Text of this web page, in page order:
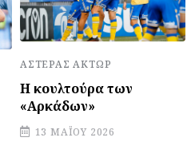
ΑΣΤΈΡΑΣ ΆΚΤΩΡ
Η κουλτούρα των
«Αρκάδων»
13 ΜΑΪ́ΟΥ 2026